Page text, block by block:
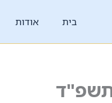
בית אודות